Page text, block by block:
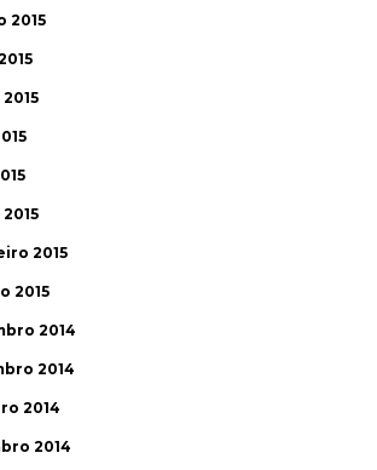
2015
2015
2015
2014
2014
2014
2014